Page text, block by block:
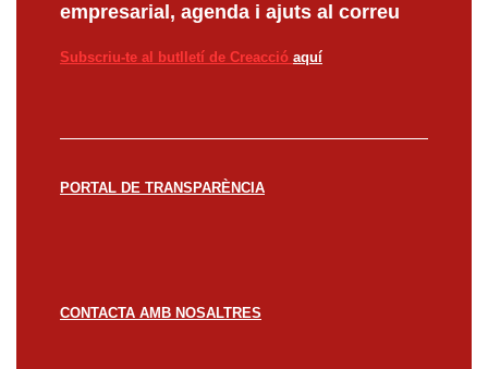
empresarial, agenda i ajuts al correu
Subscriu-te al butlletí de Creacció aquí
PORTAL DE TRANSPARÈNCIA
CONTACTA AMB NOSALTRES